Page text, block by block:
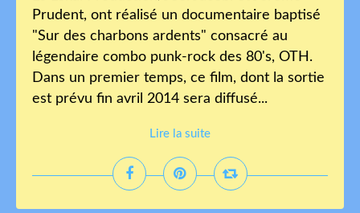
Prudent, ont réalisé un documentaire baptisé
"Sur des charbons ardents" consacré au
légendaire combo punk-rock des 80's, OTH.
Dans un premier temps, ce film, dont la sortie
est prévu fin avril 2014 sera diffusé...
Lire la suite